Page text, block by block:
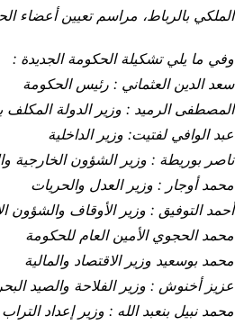
الملكي بالرباط، مراسم تعيين أعضاء
وفي ما يلي تشكيلة الحكومة الجديدة :
سعد الدين العثماني : رئيس الحكومة
المصطفى الرميد : وزير الدولة المكلف
عبد الوافي لفتيت: وزير الداخلية
ناصر بوريطة : وزير الشؤون الخارجية
محمد أوجار : وزير العدل والحريات
أحمد التوفيق : وزير الأوقاف والشؤون
محمد الحجوي الأمين العام للحكومة
محمد بوسعيد وزير الاقتصاد والمالية
عزيز أخنوش : وزير الفلاحة والصيد
محمد نبيل بنعبد الله : وزير إعداد